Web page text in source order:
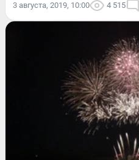
3 августа, 2019, 10:00 4 515